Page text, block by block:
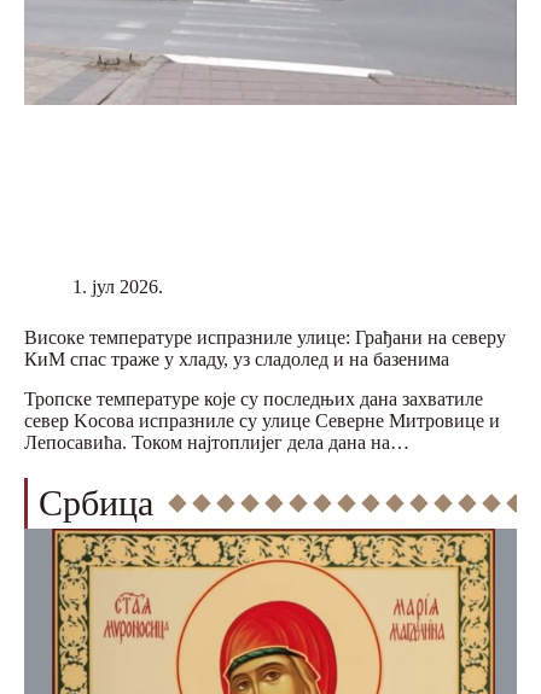
1. јул 2026.
Високе температуре испразниле улице: Грађани на северу
КиМ спас траже у хладу, уз сладолед и на базенима
Тропске температуре које су последњих дана захватиле
север Kосова испразниле су улице Северне Митровице и
Лепосавића. Током најтоплијег дела дана на…
Србица